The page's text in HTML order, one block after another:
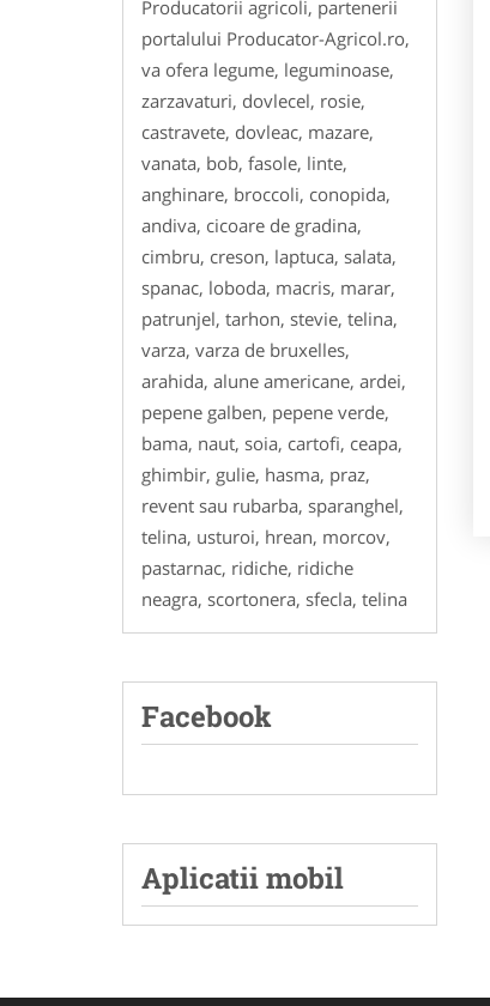
Producatorii agricoli, partenerii
portalului Producator-Agricol.ro,
va ofera legume, leguminoase,
zarzavaturi, dovlecel, rosie,
castravete, dovleac, mazare,
vanata, bob, fasole, linte,
anghinare, broccoli, conopida,
andiva, cicoare de gradina,
cimbru, creson, laptuca, salata,
spanac, loboda, macris, marar,
patrunjel, tarhon, stevie, telina,
varza, varza de bruxelles,
arahida, alune americane, ardei,
pepene galben, pepene verde,
bama, naut, soia, cartofi, ceapa,
ghimbir, gulie, hasma, praz,
revent sau rubarba, sparanghel,
telina, usturoi, hrean, morcov,
pastarnac, ridiche, ridiche
neagra, scortonera, sfecla, telina
Facebook
Aplicatii mobil